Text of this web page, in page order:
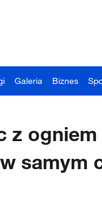
Galeria Biznes
z
samym